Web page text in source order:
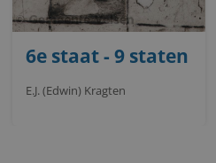
6e staat - 9 staten
E.J. (Edwin) Kragten